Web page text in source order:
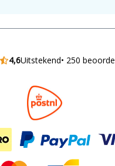
4,6Uitstekend• 250